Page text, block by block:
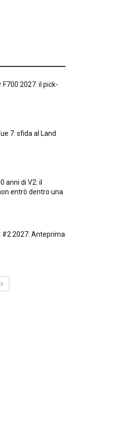
F700 2027: il pick-
7: sfida al Land
anni di V2: il
entrò dentro una
#2 2027: Anteprima